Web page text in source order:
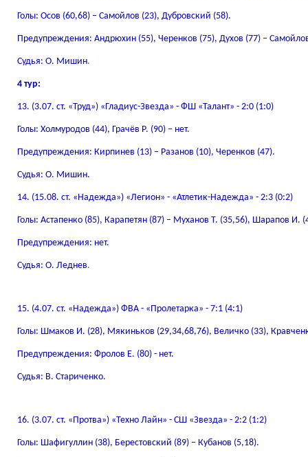
Голы: Осов (60,68) – Самойлов (23), Дубровский (58).
Предупреждения: Андрюхин (55), Черенков (75), Духов (77) –
Судья: О. Мишин.
4 тур:
13. (3.07. ст. «Труд») «Гладиус-Звезда» - ФШ «Талант» - 2:0 (1:0)
Голы: Холмуродов (44), Грачёв Р. (90) – нет.
Предупреждения: Кирпинев (13) – Разанов (10), Черенков (47).
Судья: О. Мишин.
14. (15.08. ст. «Надежда») «Легион» - «Атлетик-Надежда» - 2:3 (0:2)
Голы: Астапенко (85), Карапетян (87) – Муханов Т. (35,56), Шарапов И.
Предупреждения: нет.
Судья: О. Леднев.
15. (4.07. ст. «Надежда») ФВА - «Пролетарка» - 7:1 (4:1)
Голы: Шмаков И. (28), Мякиньков (29,34,68,76), Величко (33),
Предупреждения: Фролов Е. (80) - нет.
Судья: В. Стариченко.
16. (3.07. ст. «Протва») «Техно Лайн» - СШ «Звезда» - 2:2 (1:2)
Голы: Шафигуллин (38), Берестовский (89) – Кубанов (5,18).